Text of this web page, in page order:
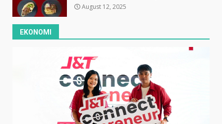
August 12, 2025
EKONOMI